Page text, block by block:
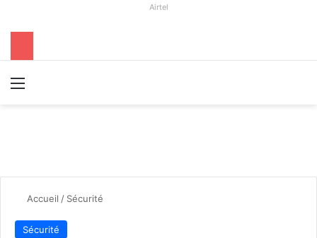
Airtel
Accueil / Sécurité
Sécurité